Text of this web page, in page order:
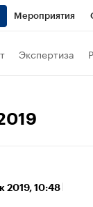
Мероприятия
Экспертиза
2019, 10:48